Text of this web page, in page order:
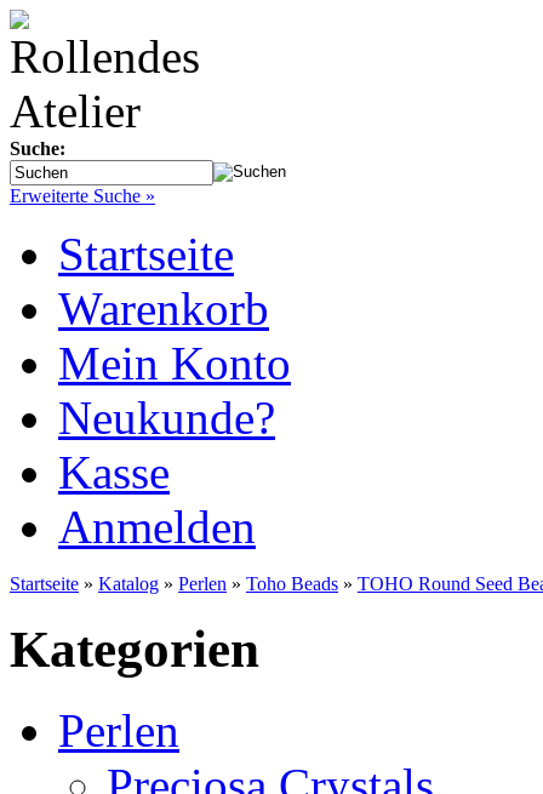
Suche:
Erweiterte Suche »
Startseite
Warenkorb
Mein Konto
Neukunde?
Kasse
Anmelden
Startseite » Katalog » Perlen » Toho Beads » TOHO Round Seed
Kategorien
Perlen